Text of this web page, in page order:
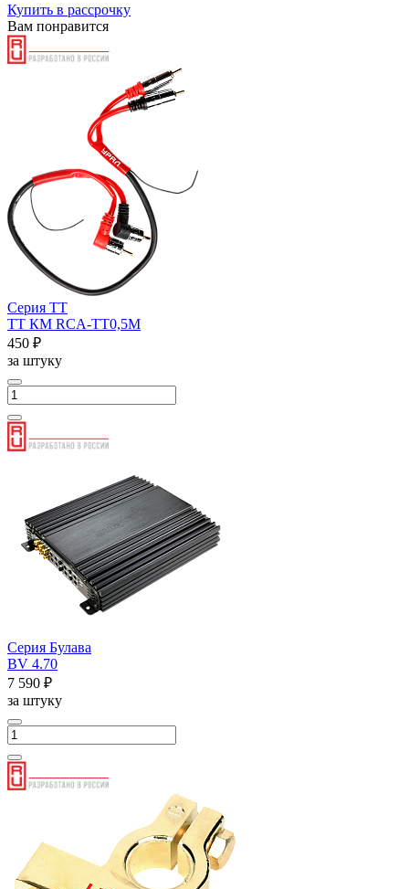
Купить в рассрочку
Вам понравится
Серия ТТ
ТТ КМ RCA-ТТ0,5М
450 ₽
за штуку
Серия Булава
BV 4.70
7 590 ₽
за штуку